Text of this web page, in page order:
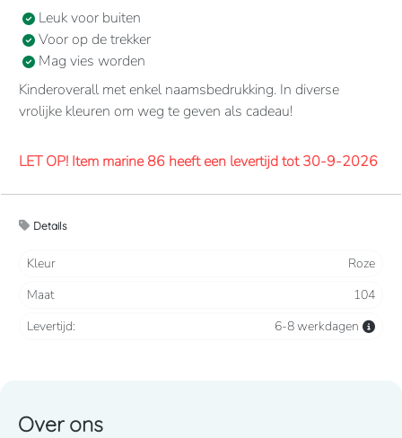
Leuk voor buiten
Voor op de trekker
Mag vies worden
Kinderoverall met enkel naamsbedrukking. In diverse
vrolijke kleuren om weg te geven als cadeau!
LET OP! Item marine 86 heeft een levertijd tot 30-9-2026
Verdekte 2-weg ritssluiting en elastiek in rug/taille.
2 borstzakken met klep, 2 zijzakken, 2 intasten, achterzak
Levertijd mits voorradig bij de fabrikant
Details
Kleur
Roze
Maat
104
Levertijd:
6-8 werkdagen
Over ons